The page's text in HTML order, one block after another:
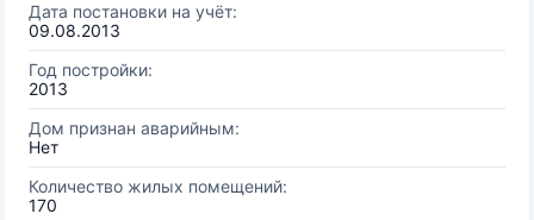
Дата постановки на учёт:
09.08.2013
Год постройки:
2013
Дом признан аварийным:
Нет
Количество жилых помещений:
170